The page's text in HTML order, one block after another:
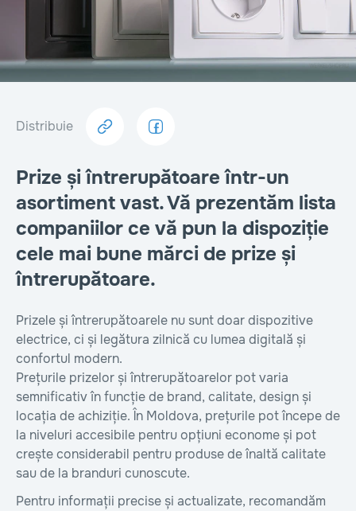
Distribuie
Prize și întrerupătoare într-un
asortiment vast. Vă prezentăm lista
companiilor ce vă pun la dispoziție
cele mai bune mărci de prize și
întrerupătoare.
Prizele și întrerupătoarele nu sunt doar dispozitive
electrice, ci și legătura zilnică cu lumea digitală și
confortul modern.
Prețurile prizelor și întrerupătoarelor pot varia
semnificativ în funcție de brand, calitate, design și
locația de achiziție. În Moldova, prețurile pot începe de
la niveluri accesibile pentru opțiuni econome și pot
crește considerabil pentru produse de înaltă calitate
sau de la branduri cunoscute.
Pentru informații precise și actualizate, recomandăm